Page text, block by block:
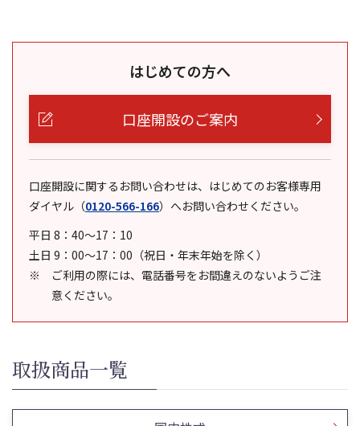
はじめての方へ
口座開設のご案内
口座開設に関するお問い合わせは、はじめてのお客様専用
ダイヤル （0120-566-166） へお問い合わせください。
平日 8：40～17：10
土日 9：00～17：00（祝日・年末年始を除く）
ご利用の際には、電話番号をお間違えのないようご注
意ください。
取扱商品一覧